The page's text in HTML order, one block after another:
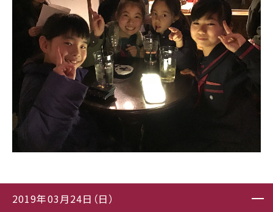
2019年03月24日（日）